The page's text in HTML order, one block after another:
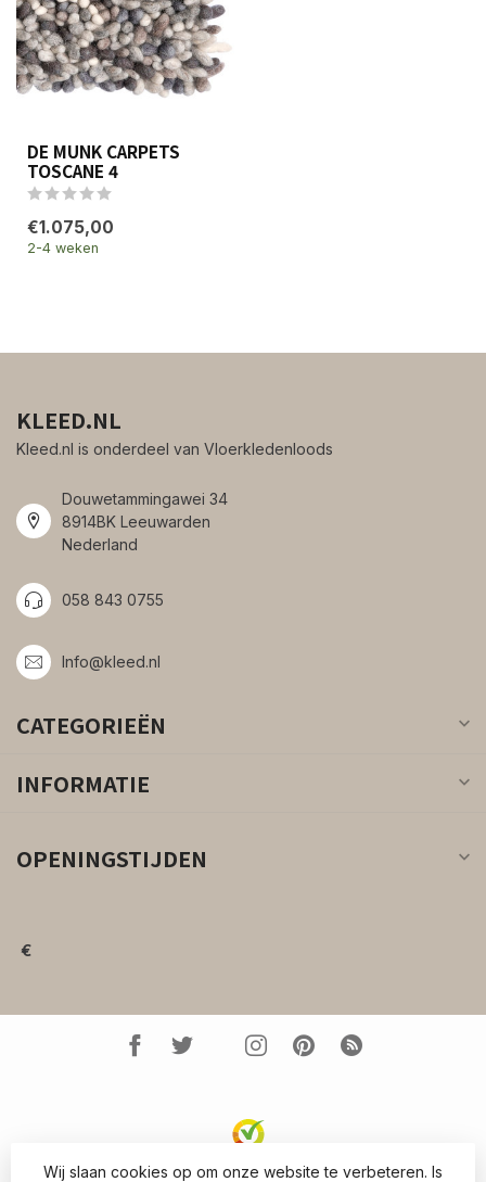
DE MUNK CARPETS
TOSCANE 4
€1.075,00
2-4 weken
KLEED.NL
Kleed.nl is onderdeel van Vloerkledenloods
Douwetammingawei 34
8914BK Leeuwarden
Nederland
058 843 0755
Info@kleed.nl
CATEGORIEËN
INFORMATIE
OPENINGSTIJDEN
€
© Copyright 2026 Kleed.nl- Powered by Lightspeed-
Wij slaan cookies op om onze website te verbeteren. Is